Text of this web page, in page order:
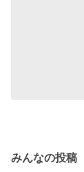
みんなの投稿